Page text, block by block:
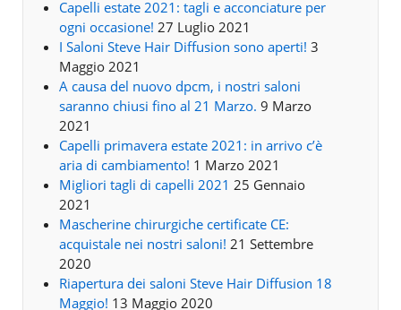
Capelli estate 2021: tagli e acconciature per
ogni occasione! 27 Luglio 2021
I Saloni Steve Hair Diffusion sono aperti! 3
Maggio 2021
A causa del nuovo dpcm, i nostri saloni
saranno chiusi fino al 21 Marzo. 9 Marzo
2021
Capelli primavera estate 2021: in arrivo c’è
aria di cambiamento! 1 Marzo 2021
Migliori tagli di capelli 2021 25 Gennaio
2021
Mascherine chirurgiche certificate CE:
acquistale nei nostri saloni! 21 Settembre
2020
Riapertura dei saloni Steve Hair Diffusion 18
Maggio! 13 Maggio 2020